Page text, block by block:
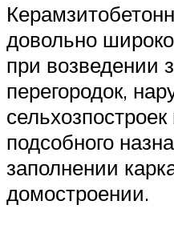
довольно
при возведении
перегородок,
подсобного
заполнении
домостроении.